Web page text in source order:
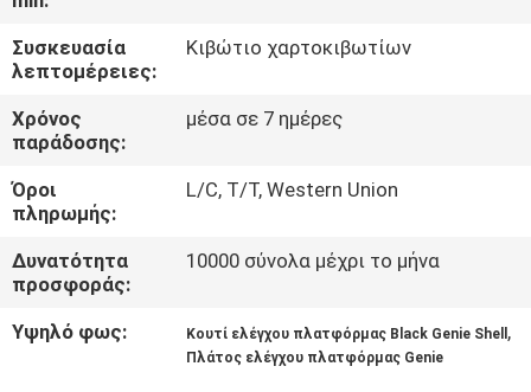
ΈΛΕΓΧΟΣ
ΜΑΣ
ΕΛΆΤΕ
ΣΕ
ΕΠΑΦΉ
ΜΕ
Συσκευασία
λεπτομέρειες:
Κιβώτιο χαρτοκιβωτίων
Χρόνος
παράδοσης:
μέσα σε 7 ημέρες
Όροι
πληρωμής:
L/C, T/T, Western Union
Δυνατότητα
προσφοράς:
10000 σύνολα μέχρι το μήνα
Υψηλό φως: Κουτί ελέγχου πλατφόρμας Black Genie Shell ,
Πλάτος ελέγχου πλατφόρμας Genie